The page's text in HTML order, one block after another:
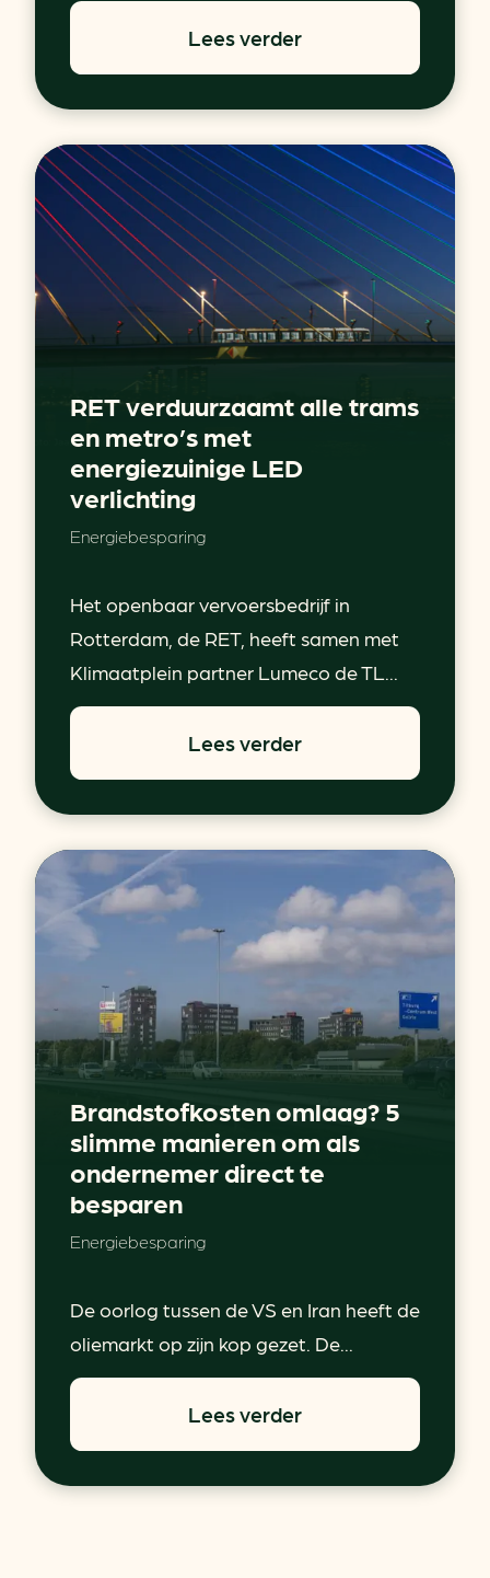
Lees verder
RET verduurzaamt alle trams
en metro’s met
energiezuinige LED
verlichting
Energiebesparing
Het openbaar vervoersbedrijf in
Rotterdam, de RET, heeft samen met
Klimaatplein partner Lumeco de TL...
Lees verder
Brandstofkosten omlaag? 5
slimme manieren om als
ondernemer direct te
besparen
Energiebesparing
De oorlog tussen de VS en Iran heeft de
oliemarkt op zijn kop gezet. De...
Lees verder